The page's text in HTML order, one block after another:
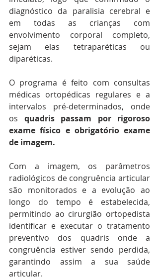
diagnóstico da paralisia cerebral e
em todas as crianças com
envolvimento corporal completo,
sejam elas tetraparéticas ou
diparéticas.
O programa é feito com consultas
médicas ortopédicas regulares e a
intervalos pré-determinados, onde
os quadris passam por rigoroso
exame físico e obrigatório exame
de imagem.
Com a imagem, os parâmetros
radiológicos de congruência articular
são monitorados e a evolução ao
longo do tempo é estabelecida,
permitindo ao cirurgião ortopedista
identificar e executar o tratamento
preventivo dos quadris onde a
congruência estiver sendo perdida,
garantindo assim a sua saúde
articular.